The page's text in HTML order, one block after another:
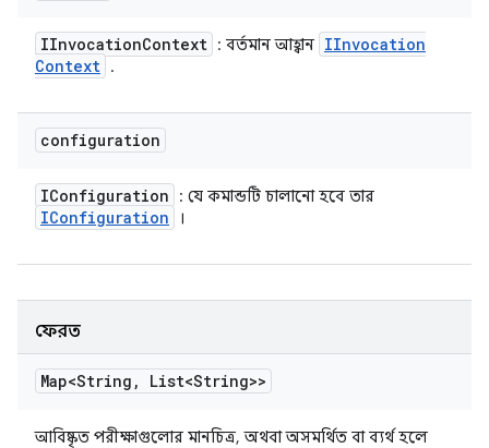
IInvocationContext : বর্তমান আহ্বান IInvocation
Context .
configuration
IConfiguration : যে কমান্ডটি চালানো হবে তার
IConfiguration ।
ফেরত
Map<String , List<String>>
আবিষ্কৃত পরীক্ষাগুলোর মানচিত্র, অথবা অসমর্থিত বা ব্যর্থ হলে